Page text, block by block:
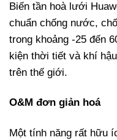
Biến tần hoà lưới
chuẩn chống nước,
trong khoảng -25 đến
kiện thời tiết và khí
trên thế giới.
O&M đơn giản hoá
Một tính năng rất hữu